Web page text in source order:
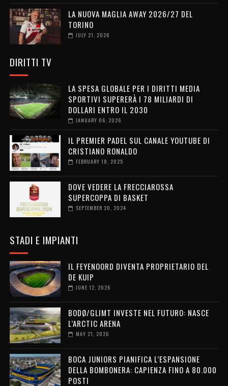
LA NUOVA MAGLIA AWAY 2026/27 DEL
TORINO
JULY 21, 2026
DIRITTI TV
LA SPESA GLOBALE PER I DIRITTI MEDIA
SPORTIVI SUPERERÀ I 78 MILIARDI DI
DOLLARI ENTRO IL 2030
JANUARY 06, 2026
IL PREMIER PADEL SUL CANALE YOUTUBE DI
CRISTIANO RONALDO
FEBRUARY 18, 2025
DOVE VEDERE LA FRECCIAROSSA
SUPERCOPPA DI BASKET
SEPTEMBER 20, 2024
STADI E IMPIANTI
IL FEYENOORD DIVENTA PROPRIETARIO DEL
DE KUIP
JUNE 12, 2026
BODØ/GLIMT INVESTE NEL FUTURO: NASCE
L’ARCTIC ARENA
MAY 21, 2026
BOCA JUNIORS PIANIFICA L’ESPANSIONE
DELLA BOMBONERA: CAPIENZA FINO A 80.000
POSTI